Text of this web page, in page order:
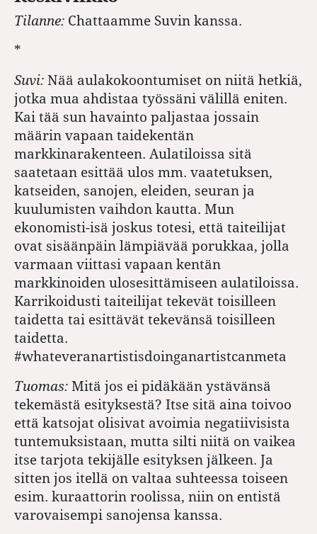
Tilanne: Chattaamme Suvin kanssa.
*
Suvi: Nää aulakokoontumiset on niitä hetkiä,
jotka mua ahdistaa työssäni välillä eniten.
Kai tää sun havainto paljastaa jossain
määrin vapaan taidekentän
markkinarakenteen. Aulatiloissa sitä
saatetaan esittää ulos mm. vaatetuksen,
katseiden, sanojen, eleiden, seuran ja
kuulumisten vaihdon kautta. Mun
ekonomisti-isä joskus totesi, että taiteilijat
ovat sisäänpäin lämpiävää porukkaa, jolla
varmaan viittasi vapaan kentän
markkinoiden ulosesittämiseen aulatiloissa.
Karrikoidusti taiteilijat tekevät toisilleen
taidetta tai esittävät tekevänsä toisilleen
taidetta.
#whateveranartistisdoinganartistcanmeta
Tuomas: Mitä jos ei pidäkään ystävänsä
tekemästä esityksestä? Itse sitä aina toivoo
että katsojat olisivat avoimia negatiivisista
tuntemuksistaan, mutta silti niitä on vaikea
itse tarjota tekijälle esityksen jälkeen. Ja
sitten jos itellä on valtaa suhteessa toiseen
esim. kuraattorin roolissa, niin on entistä
varovaisempi sanojensa kanssa.